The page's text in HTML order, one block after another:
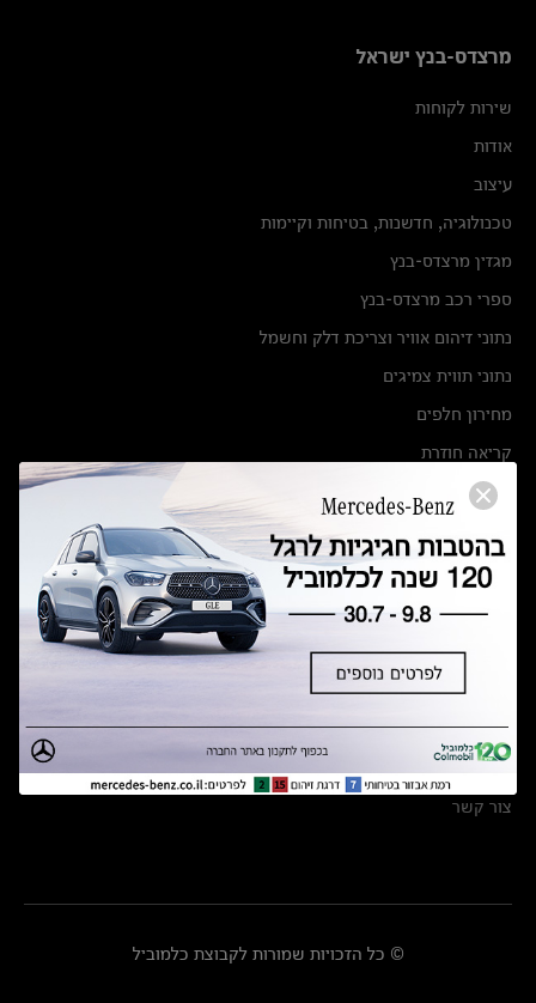
מרצדס-בנץ ישראל
שירות לקוחות
אודות
עיצוב
טכנולוגיה, חדשנות, בטיחות וקיימות
מגזין מרצדס-בנץ
ספרי רכב מרצדס-בנץ
נתוני זיהום אוויר וצריכת דלק וחשמל
נתוני תווית צמיגים
מחירון חלפים
קריאה חוזרת
הודעה על הטבות לרכבי מרצדס בהסדר פשרה בתצ 56447-02-19
תקנון ימי מכירות 120 לכלמוביל
מצאו אותנו
אולמות תצוגה
מרכזי שירות
צור קשר
© כל הזכויות שמורות לקבוצת כלמוביל